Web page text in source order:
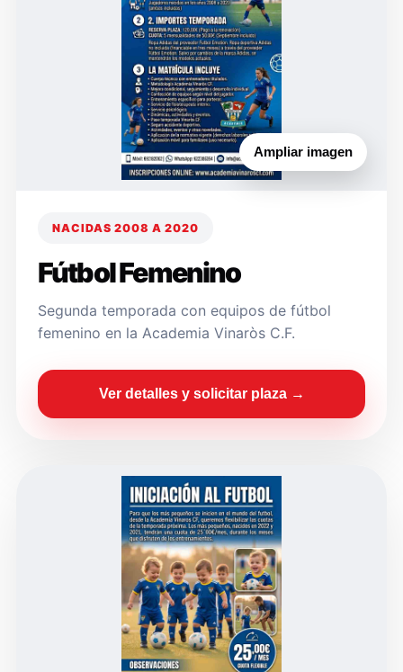
Ampliar imagen
NACIDAS 2008 A 2020
Fútbol Femenino
Segunda temporada con equipos de fútbol
femenino en la Academia Vinaròs C.F.
Ver detalles y solicitar plaza →